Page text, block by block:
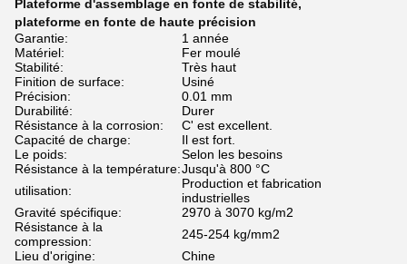
Plateforme d'assemblage en fonte de stabilité,
plateforme en fonte de haute précision
Garantie:
1 année
Matériel:
Fer moulé
Stabilité:
Très haut
Finition de surface:
Usiné
Précision:
0.01 mm
Durabilité:
Durer
Résistance à la corrosion:
C' est excellent.
Capacité de charge:
Il est fort.
Le poids:
Selon les besoins
Résistance à la température:Jusqu'à 800 °C
utilisation:
Production et fabrication
industrielles
Gravité spécifique:
2970 à 3070 kg/m2
Résistance à la
compression:
245-254 kg/mm2
Lieu d'origine:
Chine